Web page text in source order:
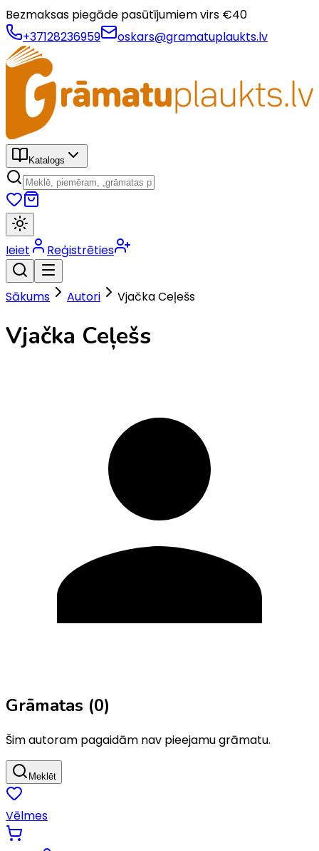
Bezmaksas piegāde pasūtījumiem virs €40
+37128236959
oskars@gramatuplaukts.lv
Katalogs
Ieiet Reģistrēties
Sākums Autori Vjačka Ceļešs
Vjačka Ceļešs
Grāmatas (0)
Šim autoram pagaidām nav pieejamu grāmatu.
Meklēt
Vēlmes